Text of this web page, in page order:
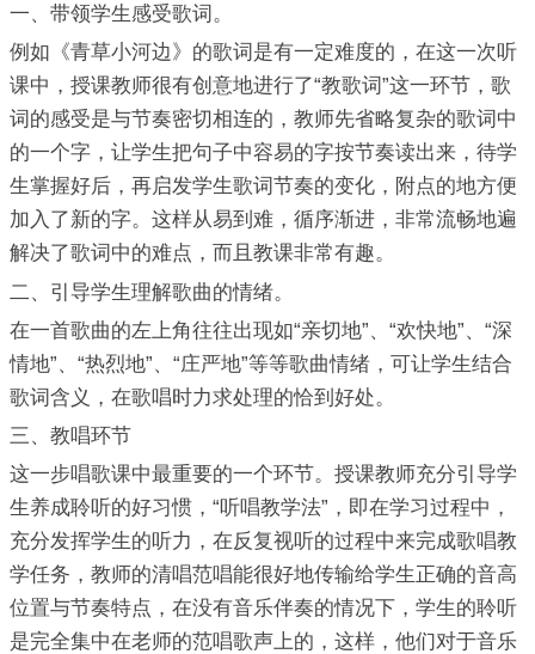
一、带领学生感受歌词。
例如《青草小河边》的歌词是有一定难度的，在这一次听
课中，授课教师很有创意地进行了“教歌词”这一环节，歌
词的感受是与节奏密切相连的，教师先省略复杂的歌词中
的一个字，让学生把句子中容易的字按节奏读出来，待学
生掌握好后，再启发学生歌词节奏的变化，附点的地方便
加入了新的字。这样从易到难，循序渐进，非常流畅地遍
解决了歌词中的难点，而且教课非常有趣。
二、引导学生理解歌曲的情绪。
在一首歌曲的左上角往往出现如“亲切地”、“欢快地”、“深
情地”、“热烈地”、“庄严地”等等歌曲情绪，可让学生结合
歌词含义，在歌唱时力求处理的恰到好处。
三、教唱环节
这一步唱歌课中最重要的一个环节。授课教师充分引导学
生养成聆听的好习惯，“听唱教学法”，即在学习过程中，
充分发挥学生的听力，在反复视听的过程中来完成歌唱教
学任务，教师的清唱范唱能很好地传输给学生正确的音高
位置与节奏特点，在没有音乐伴奏的情况下，学生的聆听
是完全集中在老师的范唱歌声上的，这样，他们对于音乐